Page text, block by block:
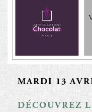
MARDI 13
DÉCOUVREZ